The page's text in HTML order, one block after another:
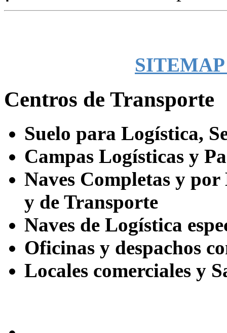
Centros de Transporte
Suelo para Logística,
Campas Logísticas y
Naves Completas y
y de Transporte
Naves de Logística
Oficinas y despachos
Locales comerciales y